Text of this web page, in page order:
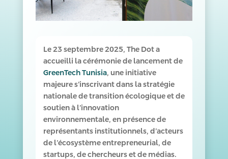
Le 23 septembre 2025, The Dot a
accueilli la cérémonie de lancement de
GreenTech Tunisia, une initiative
majeure s’inscrivant dans la stratégie
nationale de transition écologique et de
soutien à l’innovation
environnementale, en présence de
représentants institutionnels, d’acteurs
de l’écosystème entrepreneurial, de
startups, de chercheurs et de médias.